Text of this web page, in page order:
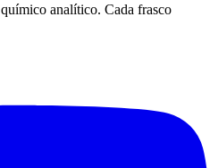
analítico. Cada frasco